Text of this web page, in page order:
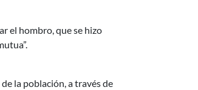
el hombro, que se hizo
la población, a través de